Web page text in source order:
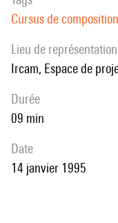
Cursus de
Lieu de représentation
Ircam, Espace de
durée
09 min
date
14 janvier 1995